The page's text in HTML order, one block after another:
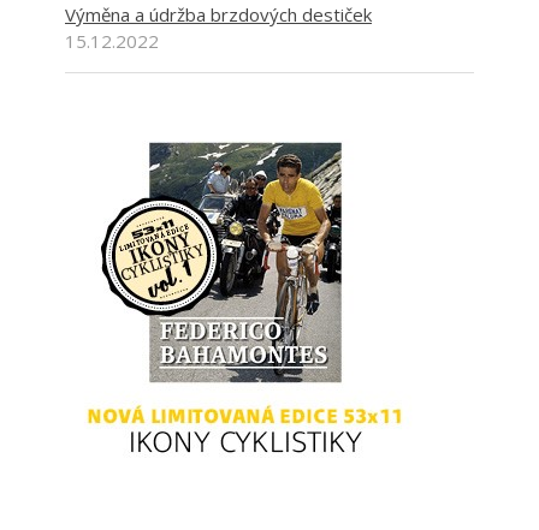
Výměna a údržba brzdových destiček
15.12.2022